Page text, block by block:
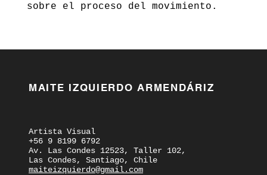
sobre el proceso del movimiento.
MAITE IZQUIERDO ARMENDÁRIZ
Artista Visual
+56 9 8199 6792
Av. Las Condes 12523, Taller 102,
Las Condes, Santiago, Chile
maiteizquierdo@gmail.com